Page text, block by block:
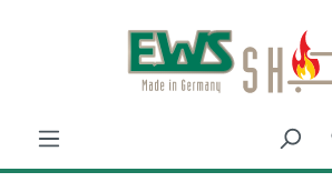
Zum Hauptinhalt springen